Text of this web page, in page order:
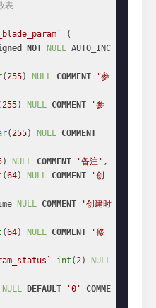
表
(
NOT NULL AUTO_INC
(255) NULL COMMENT
'参
255) NULL COMMENT
'参
(255) NULL COMMENT
) NULL COMMENT '备注' ,
(64) NULL COMMENT
'创
NULL COMMENT
'创建时
(64) NULL COMMENT
'修
int (2)
NULL
NULL DEFAULT '0'
COMME